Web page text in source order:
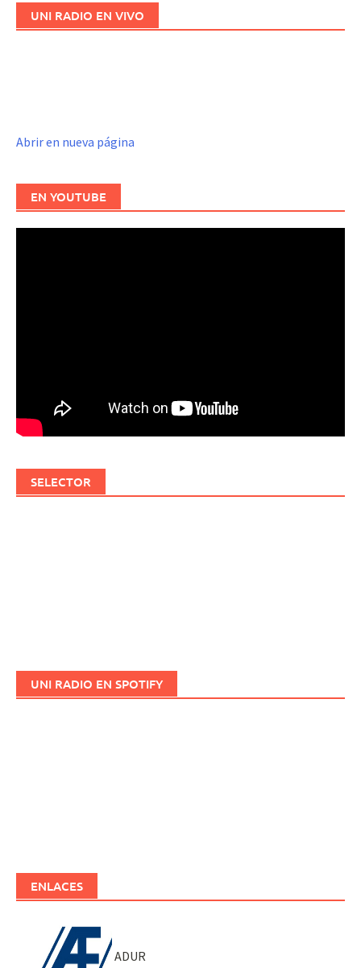
UNI RADIO EN VIVO
Abrir en nueva página
EN YOUTUBE
SELECTOR
UNI RADIO EN SPOTIFY
ENLACES
ADUR